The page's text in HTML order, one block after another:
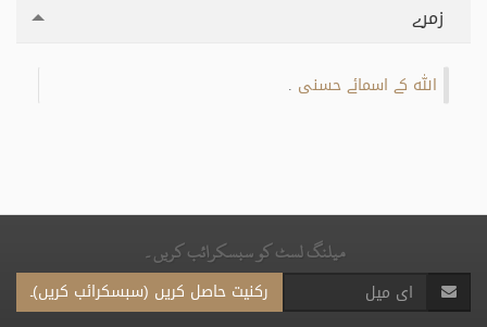
زمرے
اللہ کے اسمائے حسنی
میلنگ لسٹ کو سبسکرائب کریں۔
رکنیت حاصل کریں (سبسکرائب کریں)۔